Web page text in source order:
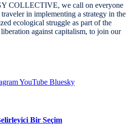
COLLECTIVE, we call on everyone
in implementing a strategy in the
ecological struggle as part of the
against capitalism, to join our
YouTube Bluesky
Bir Seçim